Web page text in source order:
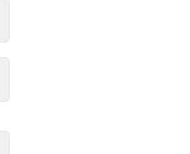
Dyson
3
3
6